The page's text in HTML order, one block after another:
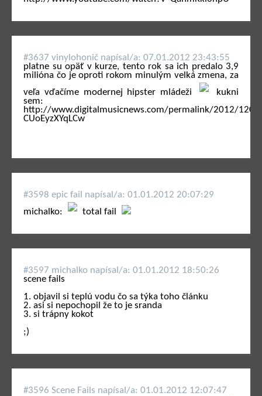
#3637 vinylohonič napí­sal/a: 07.01.2012 23:43:55
platne su opäť v kurze, tento rok sa ich predalo 3,9
milióna čo je oproti rokom minulým velká zmena, za
veľa vďačíme modernej hipster mládeži
kukni
sem:
http://www.digitalmusicnews.com/permalink/2012/
CUoEyzXYqLCw
#3598 epic fail napí­sal/a: 01.01.2012 20:07:29
michalko:
total fail
#3597 michalko napí­sal/a: 01.01.2012 18:50:26
scene fails
1. objavil si teplú vodu čo sa týka toho článku
2. asi si nepochopil že to je sranda
3. si trápny kokot
;)
#3596 Scene Fails napí­sal/a: 01.01.2012 12:07:47